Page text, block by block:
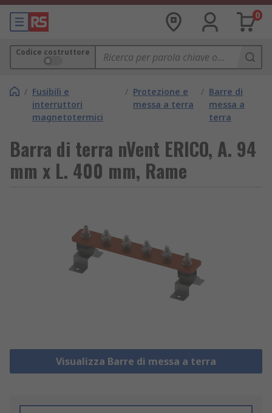
0
Codice costruttore
/ Fusibili e
interruttori
magnetotermici
/ Protezione e
messa a terra
/ Barre di
messa a
terra
Barra di terra nVent ERICO, A. 94
mm x L. 400 mm, Rame
Visualizza Barre di messa a terra